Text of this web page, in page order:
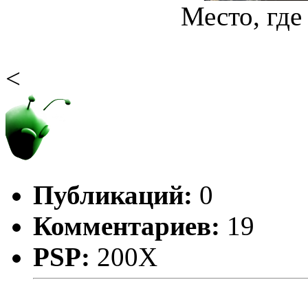
Место,
<
Публикаций: 0
Комментариев: 19
PSP: 200X